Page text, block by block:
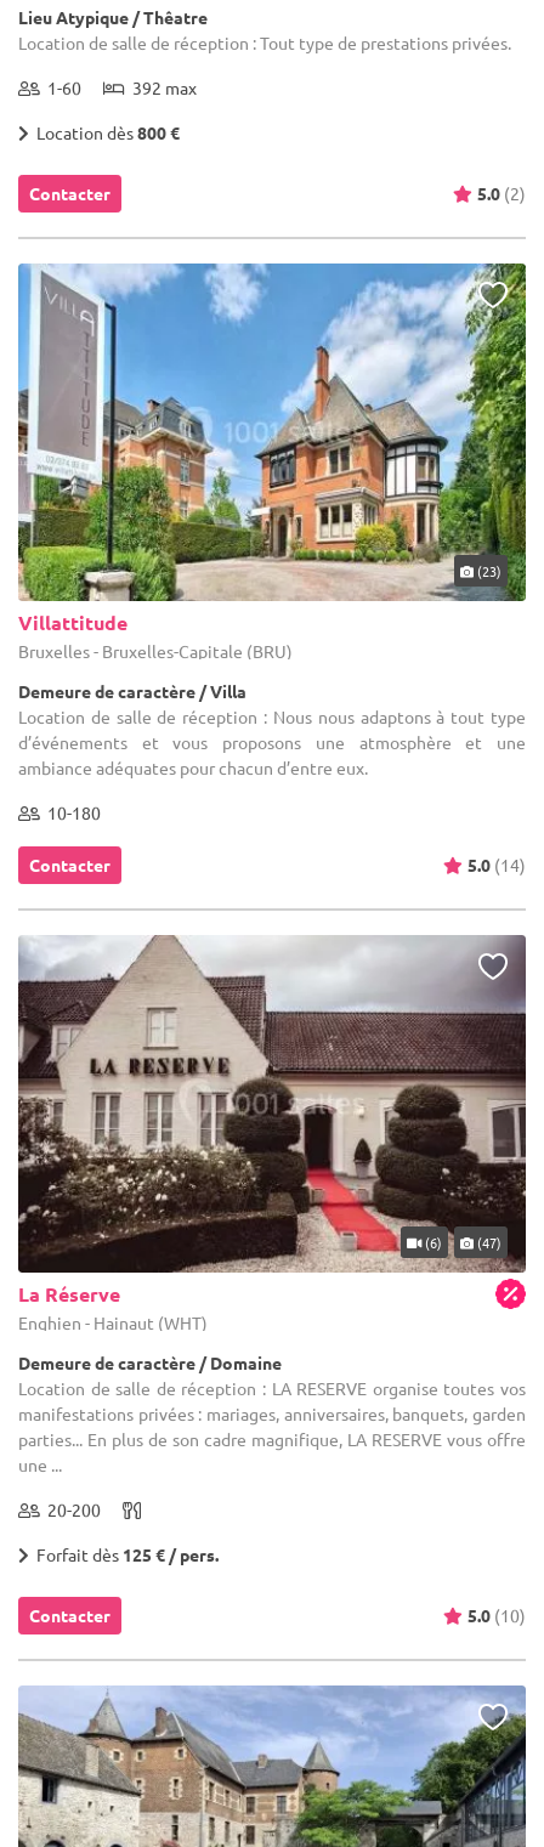
Lieu Atypique / Thêatre
Location de salle de réception : Tout type de prestations privées.
1-60 392 max
Location dès800 €
Contacter 5.0 (2)
(23)
Villattitude
Bruxelles - Bruxelles-Capitale (BRU)
Demeure de caractère / Villa
Location de salle de réception : Nous nous adaptons à tout type
d’événements et vous proposons une atmosphère et une
ambiance adéquates pour chacun d’entre eux.
10-180
Contacter 5.0 (14)
(6) (47)
La Réserve
Enghien - Hainaut (WHT)
Demeure de caractère / Domaine
Location de salle de réception : LA RESERVE organise toutes vos
manifestations privées : mariages, anniversaires, banquets, garden
parties... En plus de son cadre magnifique, LA RESERVE vous offre
une ...
20-200
Forfait dès 125 € / pers.
Contacter 5.0 (10)